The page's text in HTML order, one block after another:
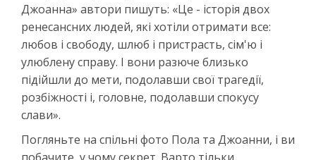
Джоанна» автори пишуть: «Це - історія двох
ренесансних людей, які хотіли отримати все:
любов і свободу, шлюб і пристрасть, сім'ю і
улюблену справу. І вони разюче близько
підійшли до мети, подолавши свої трагедії,
розбіжності і, головне, подолавши спокусу
слави».
Погляньте на спільні фото Пола та Джоанни, і ви